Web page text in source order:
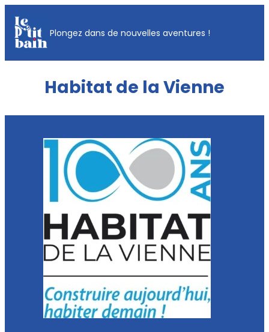
au
contenu
Plongez dans de nouvelles aventures !
Habitat de la Vienne